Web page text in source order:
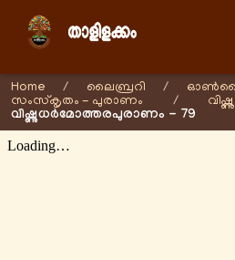
Home / ലൈബ്രറി /
സംസ്കൃതം - പുരാണം
/
വിഷ്ണുധർമോത്തരപുരാണം - 79